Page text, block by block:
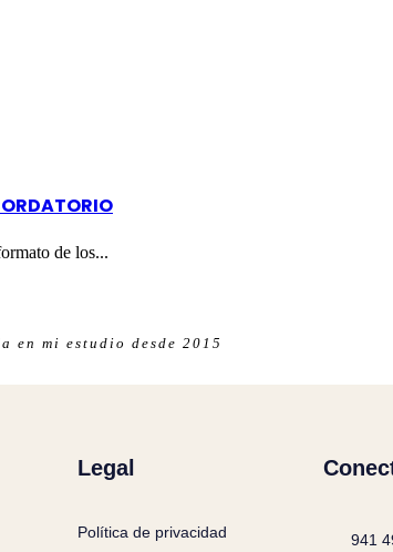
de los...
mi estudio desde 2015
Legal
Política de privacidad
941